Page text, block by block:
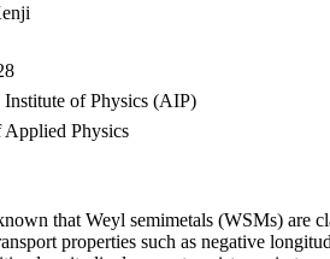
Institute of Physics (AIP)
Applied Physics
that Weyl semimetals (WSMs) are
properties such as negative